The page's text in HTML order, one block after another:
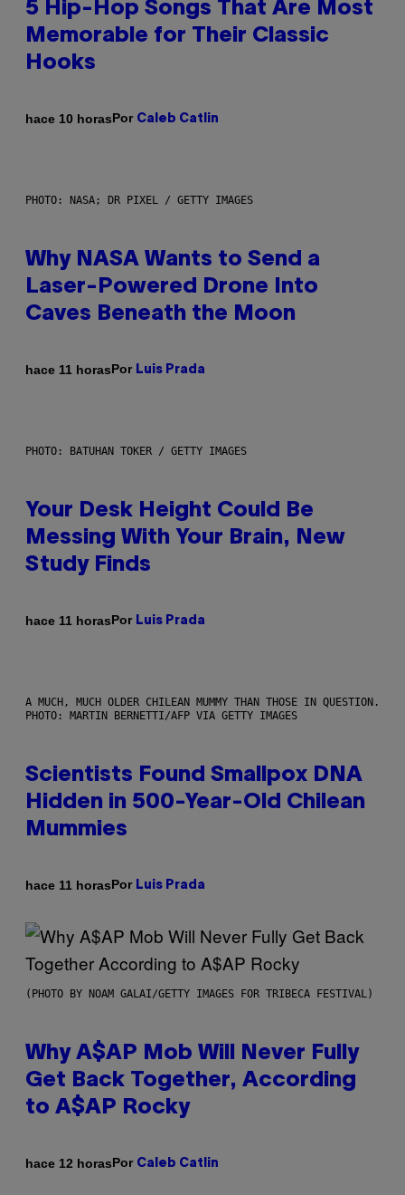
5 Hip-Hop Songs That Are Most
Memorable for Their Classic
Hooks
hace 10 horasPor Caleb Catlin
PHOTO: NASA; DR PIXEL / GETTY IMAGES
Why NASA Wants to Send a
Laser-Powered Drone Into
Caves Beneath the Moon
hace 11 horasPor Luis Prada
PHOTO: BATUHAN TOKER / GETTY IMAGES
Your Desk Height Could Be
Messing With Your Brain, New
Study Finds
hace 11 horasPor Luis Prada
A MUCH, MUCH OLDER CHILEAN MUMMY THAN THOSE IN QUESTION.
PHOTO: MARTIN BERNETTI/AFP VIA GETTY IMAGES
Scientists Found Smallpox DNA
Hidden in 500-Year-Old Chilean
Mummies
hace 11 horasPor Luis Prada
(PHOTO BY NOAM GALAI/GETTY IMAGES FOR TRIBECA FESTIVAL)
Why A$AP Mob Will Never Fully
Get Back Together, According
to A$AP Rocky
hace 12 horasPor Caleb Catlin